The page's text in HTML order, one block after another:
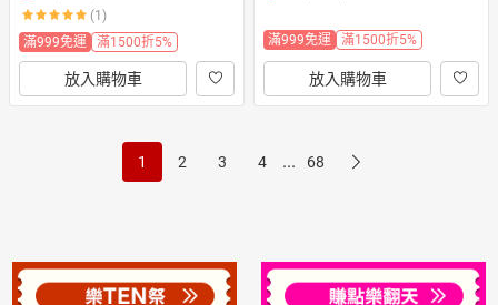
(1)
滿999免運
滿1500折5%
放入購物車
滿999免運 滿1500折5%
放入購物車
1 2 3 4 ... 68